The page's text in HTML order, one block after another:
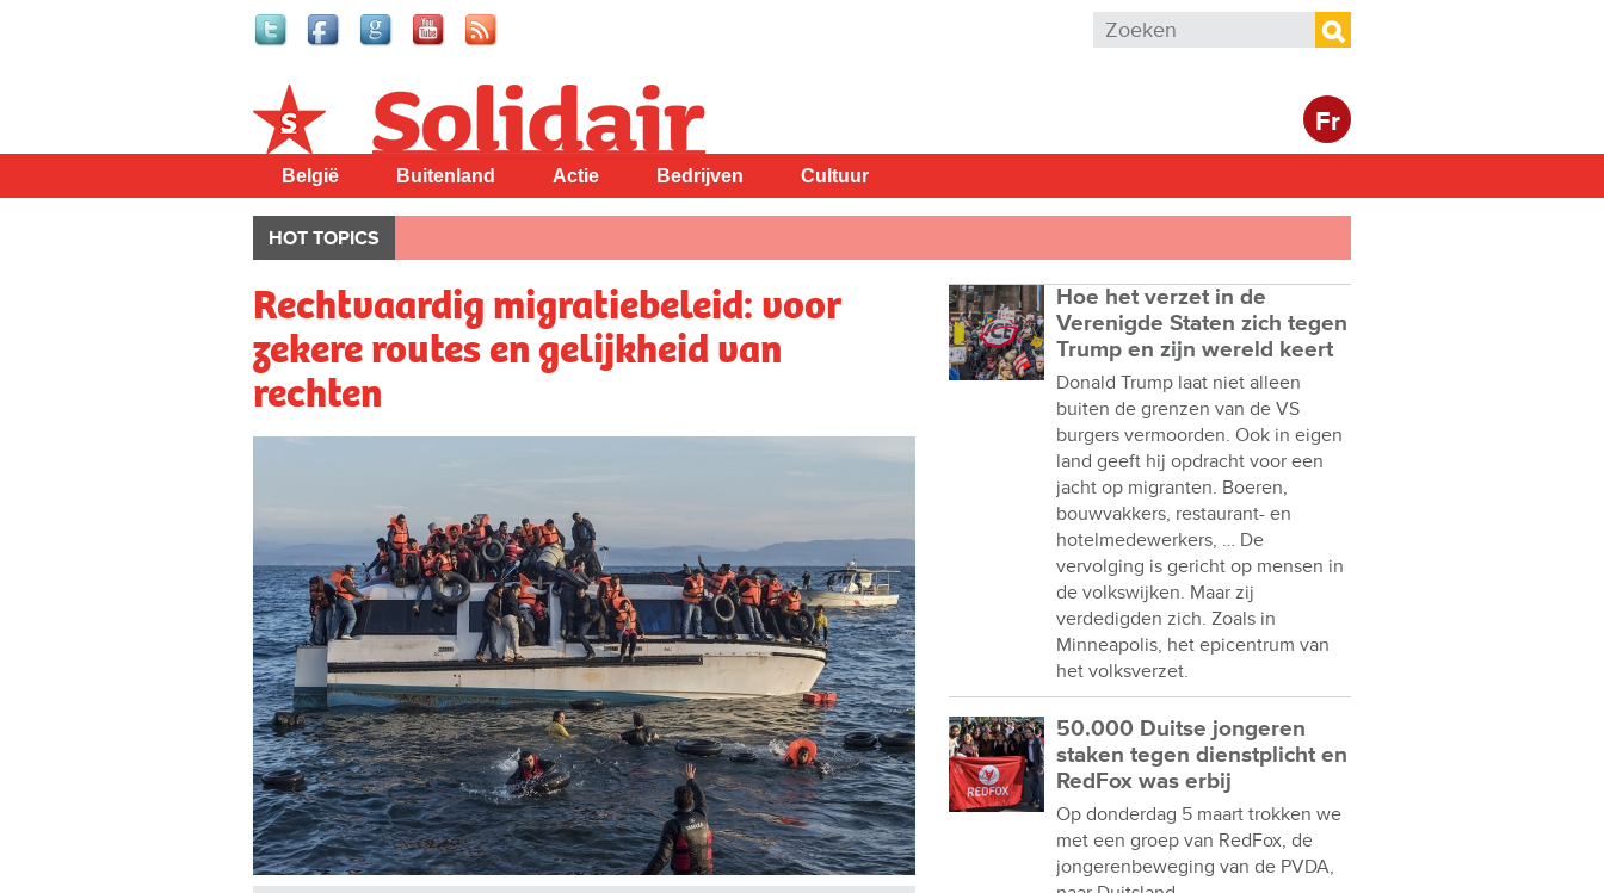
Zoekveld
Zoeken
Fr
Solidair
België Buitenland Actie Bedrijven Cultuur
HOT TOPICS
Rechtvaardig migratiebeleid: voor
zekere routes en gelijkheid van
rechten
Hoe het verzet in de
Verenigde Staten zich tegen
Trump en zijn wereld keert
Donald Trump laat niet alleen
buiten de grenzen van de VS
burgers vermoorden. Ook in eigen
land geeft hij opdracht voor een
jacht op migranten. Boeren,
bouwvakkers, restaurant- en
hotelmedewerkers, … De
vervolging is gericht op mensen in
de volkswijken. Maar zij
verdedigden zich. Zoals in
Minneapolis, het epicentrum van
het volksverzet.
50.000 Duitse jongeren
staken tegen dienstplicht en
RedFox was erbij
Op donderdag 5 maart trokken we
met een groep van RedFox, de
jongerenbeweging van de PVDA,